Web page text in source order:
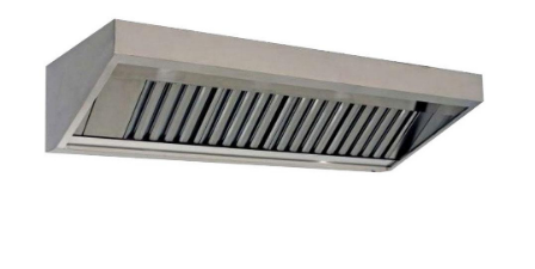
TERMÉK LISTA PDF